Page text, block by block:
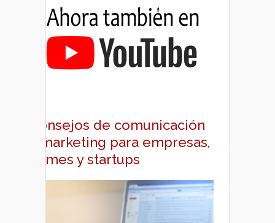
Consejos de comunicación
y marketing para empresas,
pymes y startups